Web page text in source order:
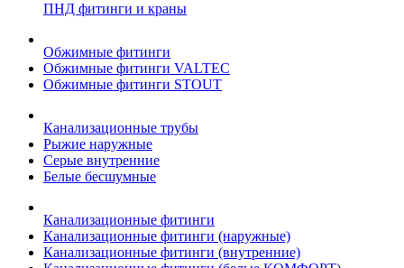
ПНД фитинги и краны
Обжимные фитинги
Обжимные фитинги VALTEC
Обжимные фитинги STOUT
Канализационные трубы
Рыжие наружные
Серые внутренние
Белые бесшумные
Канализационные фитинги
Канализационные фитинги (наружные)
Канализационные фитинги (внутренние)